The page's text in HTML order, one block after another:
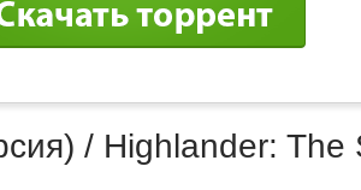
/ Highlander: